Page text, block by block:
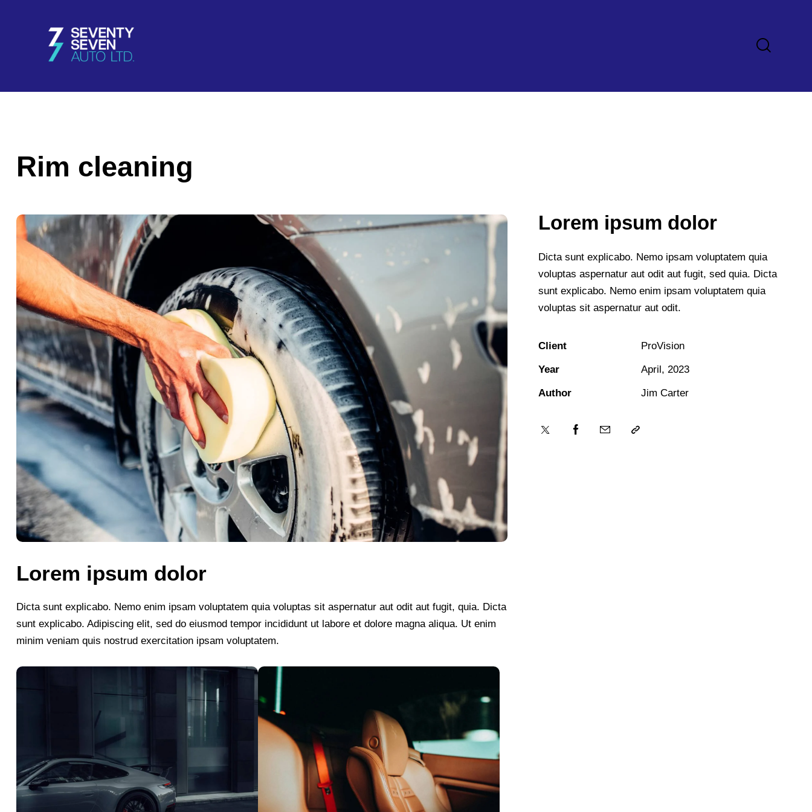
Rim cleaning
Lorem ipsum dolor
Dicta sunt explicabo. Nemo enim ipsam voluptatem quia voluptas sit aspernatur aut odit aut fugit, quia. Dicta
sunt explicabo. Adipiscing elit, sed do eiusmod tempor incididunt ut labore et dolore magna aliqua. Ut enim
minim veniam quis nostrud exercitation ipsam voluptatem.
Lorem ipsum dolor
Dicta sunt explicabo. Nemo ipsam voluptatem quia
voluptas aspernatur aut odit aut fugit, sed quia. Dicta
sunt explicabo. Nemo enim ipsam voluptatem quia
voluptas sit aspernatur aut odit.
Client ProVision
Year April, 2023
Author Jim Carter